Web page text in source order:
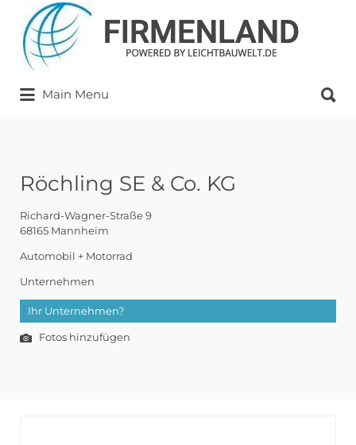
Suchen
nach:
Main Menu
nach:
Röchling SE & Co. KG
Richard-Wagner-Straße 9
68165 Mannheim
Automobil + Motorrad
Unternehmen
Ihr Unternehmen?
Fotos hinzufügen